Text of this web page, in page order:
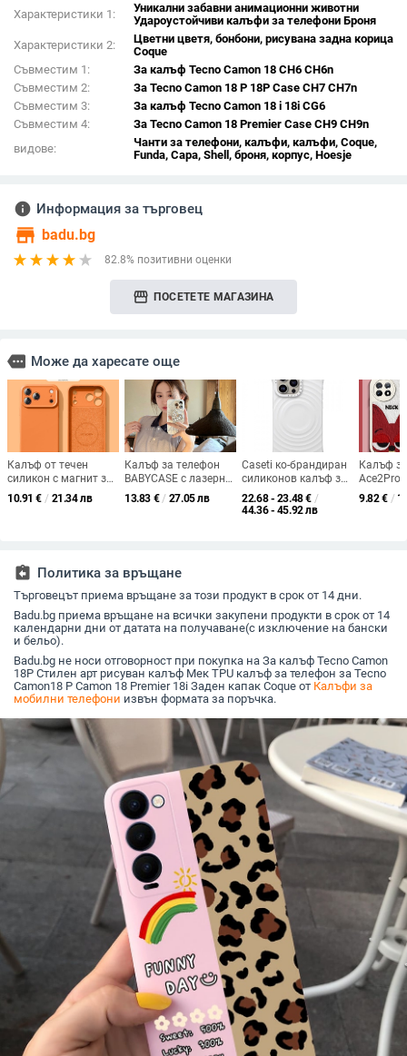
Характеристики 1:
Уникални забавни анимационни животни
Удароустойчиви калъфи за телефони Броня
Характеристики 2:
Цветни цветя, бонбони, рисувана задна корица
Coque
Съвместим 1:
За калъф Tecno Camon 18 CH6 CH6n
Съвместим 2:
За Tecno Camon 18 P 18P Case CH7 CH7n
Съвместим 3:
За калъф Tecno Camon 18 i 18i CG6
Съвместим 4:
За Tecno Camon 18 Premier Case CH9 CH9n
видове:
Чанти за телефони, калъфи, калъфи, Coque,
Funda, Capa, Shell, броня, корпус, Hoesje
info Информация за търговец
store badu.bg
82.8% позитивни оценки
storefront ПОСЕТЕТЕ МАГАЗИНА
more Може да харесате още
Калъф от течен
силикон с магнит за
iPhone 17 Pro Max –
матово покритие,
10.91 € / 21.34 лв
Калъф за телефон
BABYCASE с лазерни
акценти и диамантен
държач, вдъхновен
13.83 € / 27.05 лв
Caseti ко-брандиран
силиконов калъф за
iPhone 12 Pro —
MagSafe, защита
22.68 - 23.48€ /
44.36 - 45.92 лв
Калъф
Ace2Pro
9.82€ /
assignment_return Политика за връщане
Търговецът приема връщане за този продукт в срок от 14 дни.
Badu.bg приема връщане на всички закупени продукти в срок от 14
календарни дни от датата на получаване(с изключение на бански
и бельо).
Badu.bg не носи отговорност при покупка на За калъф Tecno Camon
18P Стилен арт рисуван калъф Мек TPU калъф за телефон за Tecno
Camon18 P Camon 18 Premier 18i Заден капак Coque от Калъфи за
мобилни телефони извън формата за поръчка.